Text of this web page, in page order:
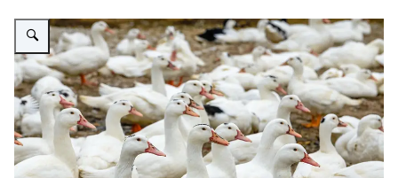
Vergroot afbeelding Witte eenden